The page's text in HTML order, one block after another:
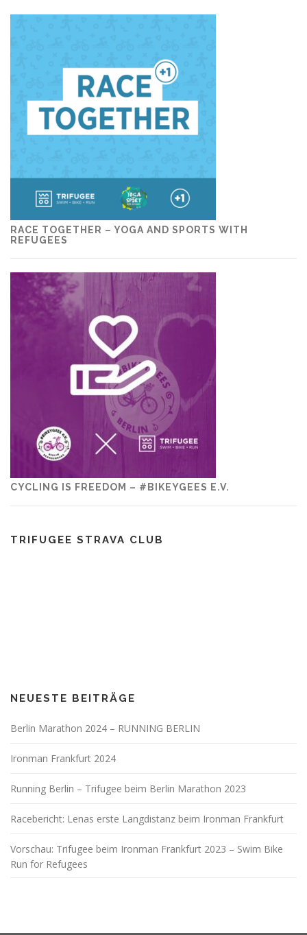
RACE TOGETHER – YOGA AND SPORTS WITH
REFUGEES
CYCLING IS FREEDOM – #BIKEYGEES E.V.
TRIFUGEE STRAVA CLUB
NEUESTE BEITRÄGE
Berlin Marathon 2024 – RUNNING BERLIN
Ironman Frankfurt 2024
Running Berlin – Trifugee beim Berlin Marathon 2023
Racebericht: Lenas erste Langdistanz beim Ironman Frankfurt
Vorschau: Trifugee beim Ironman Frankfurt 2023 – Swim Bike
Run for Refugees